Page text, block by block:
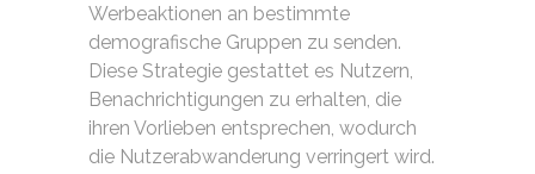
Werbeaktionen an bestimmte
demografische Gruppen zu senden.
Diese Strategie gestattet es Nutzern,
Benachrichtigungen zu erhalten, die
ihren Vorlieben entsprechen, wodurch
die Nutzerabwanderung verringert wird.